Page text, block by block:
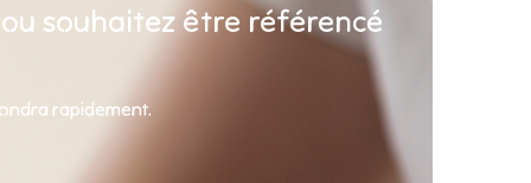
souhaitez être référencé
rapidement.